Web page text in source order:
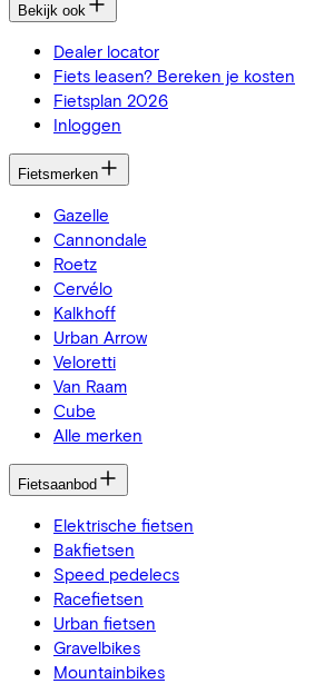
Bekijk ook
Dealer locator
Fiets leasen? Bereken je kosten
Fietsplan 2026
Inloggen
Fietsmerken
Gazelle
Cannondale
Roetz
Cervélo
Kalkhoff
Urban Arrow
Veloretti
Van Raam
Cube
Alle merken
Fietsaanbod
Elektrische fietsen
Bakfietsen
Speed pedelecs
Racefietsen
Urban fietsen
Gravelbikes
Mountainbikes